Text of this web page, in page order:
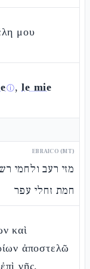
μου
ⓘ,le mie
EBRAICO (MT)
מזי רעב ולחמי
חמת זחלי עפר
καὶ
ἀποστελῶ
γῆς.